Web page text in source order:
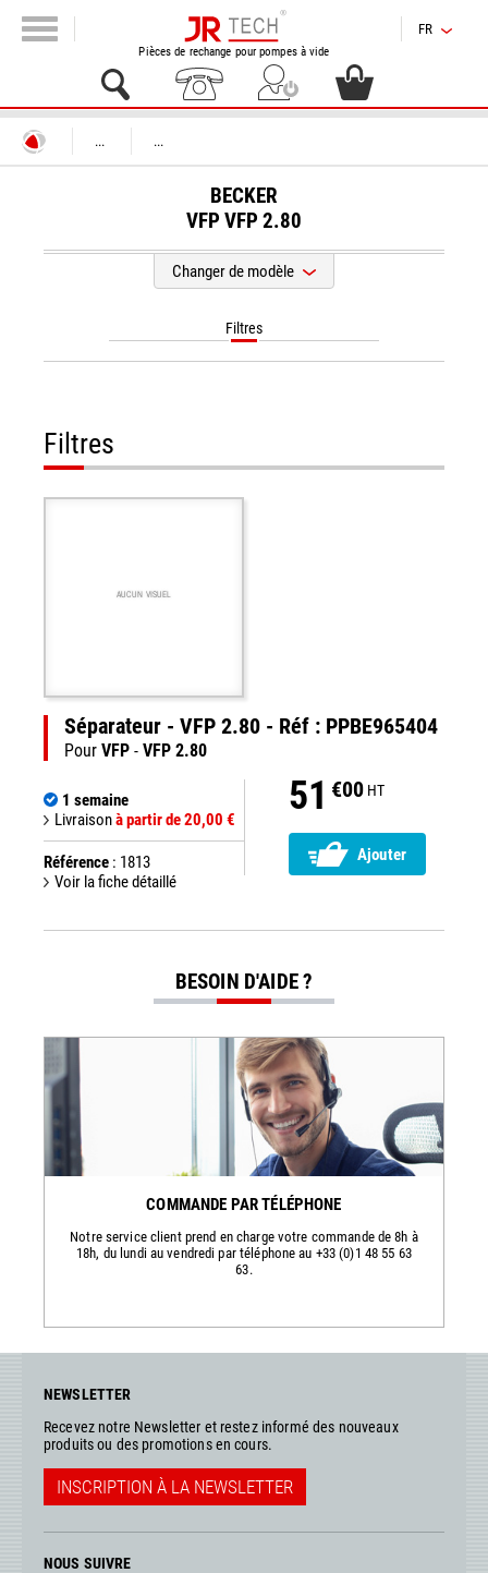
Pièces de rechange pour pompes à vide
FR
... ...
BECKER
VFP VFP 2.80
Changer de modèle
Filtres
Filtres
AUCUN VISUEL
Séparateur - VFP 2.80 - Réf : PPBE965404
Pour VFP - VFP 2.80
1 semaine
Livraisonà partir de 20,00 €
Référence : 1813
Voir la fiche détaillé
51 €00 HT
Ajouter
BESOIN D'AIDE ?
COMMANDE PAR TÉLÉPHONE
Notre service client prend en charge votre commande de 8h à
18h, du lundi au vendredi par téléphone au +33 (0)1 48 55 63
63.
NEWSLETTER
Recevez notre Newsletter et restez informé des nouveaux
produits ou des promotions en cours.
INSCRIPTION À LA NEWSLETTER
NOUS SUIVRE